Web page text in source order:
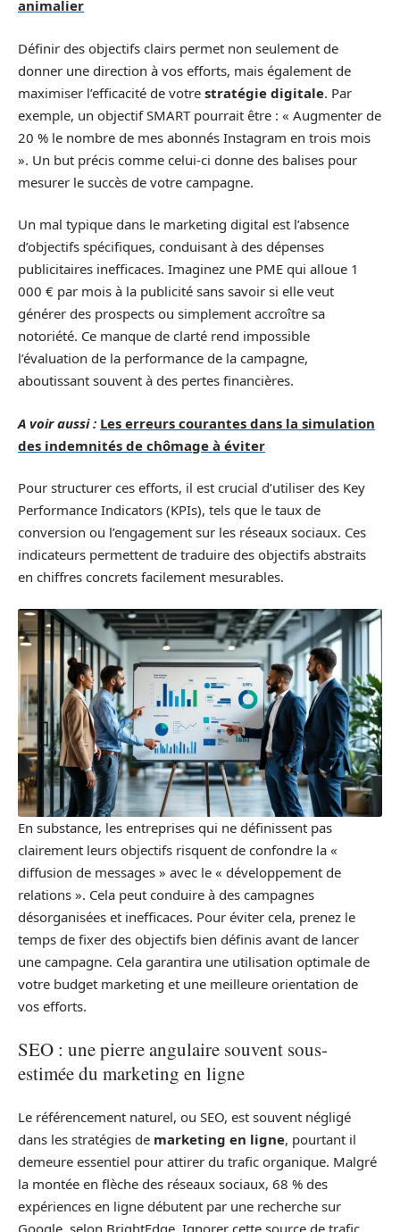
animalier
Définir des objectifs clairs permet non seulement de
donner une direction à vos efforts, mais également de
maximiser l’efficacité de votre stratégie digitale. Par
exemple, un objectif SMART pourrait être : « Augmenter de
20 % le nombre de mes abonnés Instagram en trois mois
». Un but précis comme celui-ci donne des balises pour
mesurer le succès de votre campagne.
Un mal typique dans le marketing digital est l’absence
d’objectifs spécifiques, conduisant à des dépenses
publicitaires inefficaces. Imaginez une PME qui alloue 1
000 € par mois à la publicité sans savoir si elle veut
générer des prospects ou simplement accroître sa
notoriété. Ce manque de clarté rend impossible
l’évaluation de la performance de la campagne,
aboutissant souvent à des pertes financières.
A voir aussi : Les erreurs courantes dans la simulation
des indemnités de chômage à éviter
Pour structurer ces efforts, il est crucial d’utiliser des Key
Performance Indicators (KPIs), tels que le taux de
conversion ou l’engagement sur les réseaux sociaux. Ces
indicateurs permettent de traduire des objectifs abstraits
en chiffres concrets facilement mesurables.
En substance, les entreprises qui ne définissent pas
clairement leurs objectifs risquent de confondre la «
diffusion de messages » avec le « développement de
relations ». Cela peut conduire à des campagnes
désorganisées et inefficaces. Pour éviter cela, prenez le
temps de fixer des objectifs bien définis avant de lancer
une campagne. Cela garantira une utilisation optimale de
votre budget marketing et une meilleure orientation de
vos efforts.
SEO : une pierre angulaire souvent sous-
estimée du marketing en ligne
Le référencement naturel, ou SEO, est souvent négligé
dans les stratégies de marketing en ligne, pourtant il
demeure essentiel pour attirer du trafic organique. Malgré
la montée en flèche des réseaux sociaux, 68 % des
expériences en ligne débutent par une recherche sur
Google, selon BrightEdge. Ignorer cette source de trafic